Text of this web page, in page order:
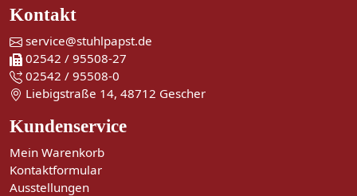
Kontakt
service@stuhlpapst.de
02542 / 95508-27
02542 / 95508-0
Liebigstraße 14, 48712 Gescher
Kundenservice
Mein Warenkorb
Kontaktformular
Ausstellungen